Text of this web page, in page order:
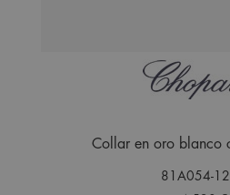
Collar en oro blanco
81A054-